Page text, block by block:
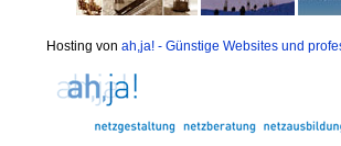
Hosting von ah,ja! - Günstige Websites und